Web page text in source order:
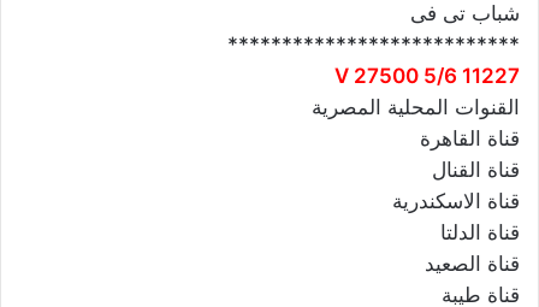
شباب تى فى
***************************
11227 V 27500 5/6
القنوات المحلية المصرية
قناة القاهرة
قناة القنال
قناة الاسكندرية
قناة الدلتا
قناة الصعيد
قناة طيبة